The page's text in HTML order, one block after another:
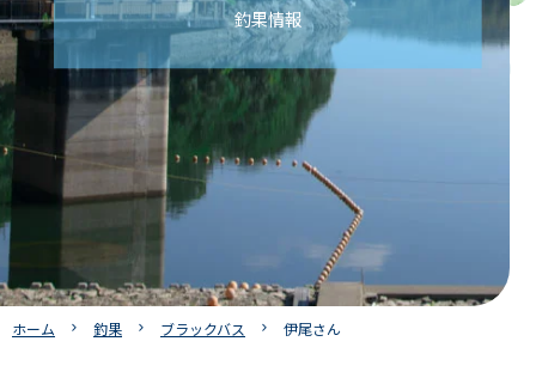
釣果情報
ホーム 釣果 ブラックバス 伊尾さん